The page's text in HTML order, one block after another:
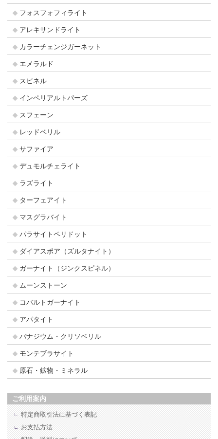
フォスフォフィライト
アレキサンドライト
カラーチェンジガーネット
エメラルド
スピネル
インペリアルトパーズ
スフェーン
レッドベリル
サファイア
デュモルチェライト
ラズライト
ターフェアイト
マスグラバイト
パラサイトペリドット
ダイアスポア（ズルタナイト）
ガーナイト（ジンクスピネル）
ムーンストーン
コバルトガーナイト
アパタイト
バナジウム・クリソベリル
モンテブラサイト
原石・鉱物・ミネラル
ご利用案内
特定商取引法に基づく表記
お支払方法